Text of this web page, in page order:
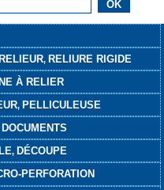
, RELIURE RIGIDE
À RELIER
, PELLICULEUSE
DOCUMENTS
, DÉCOUPE
PERFORATION